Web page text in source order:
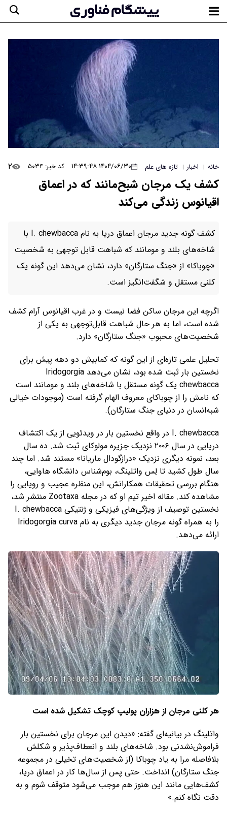
خانه | اخبار | تازه های علم ۱۴۰۴/۰۶/۳۰ ۱۴:۳۹:۴۸ کد خبر: ۵۰۳۴ ۲
کشف یک مرجان شبح‌مانند که در اعماق
اقیانوس زندگی می‌کند
کشف گونه جدید مرجان اعماق دریا به نام I. chewbacca با
شاخه‌های بلند و مومانند که شباهت قابل توجهی به شخصیت
«چوباکا» از «جنگ ستارگان» دارد، نشان می‌دهد این گونه یک
کلنی مستقل و شگفت‌انگیز است.
اگرچه این مرجان ساکن فضا نیست و در غرب اقیانوس آرام کشف
شده است، اما به هر حال شباهت قابل‌توجهی به یکی از
شخصیت‌های محبوب «جنگ ستارگان» دارد.
تحلیل علمی تازه‌ای از این گونه که کمابیش دو دهه پیش برای
نخستین بار ثبت شده بود، نشان می‌دهد Iridogorgia
chewbacca یک گونه مستقل با شاخه‌های بلند و مومانند است
که نامش را از چوباکای معروف الهام گرفته است (موجودات خیالی
شبه‌انسان در دنیای جنگ ستارگان).
I. chewbacca در واقع نخستین بار در ویدئویی از یک اکتشاف
دریایی در سال ۲۰۰۶ نزدیک جزیره مولوکای ثبت شد. ده سال
بعد، نمونه دیگری نزدیک «درازگودال ماریانا» مستند شد. اما چند
سال طول کشید تا لِس واتلینگ، بوم‌شناس دانشگاه هاوایی،
هنگام بررسی تحقیقات همکارانش، این منظره عجیب و رویایی را
مشاهده کند. مقاله اخیر تیم او که در مجله Zootaxa منتشر شد،
نخستین توصیف از ویژگی‌های فیزیکی و ژنتیکی I. chewbacca
را به همراه گونه مرجان جدید دیگری به نام Iridogorgia curva
ارائه می‌دهد.
هر کلنی مرجان از هزاران پولیپ کوچک تشکیل شده است
واتلینگ در بیانیه‌ای گفته: «دیدن این مرجان برای نخستین بار
فراموش‌نشدنی بود. شاخه‌های بلند و انعطاف‌پذیر و شکلش
بلافاصله مرا به یاد چوباکا (از شخصیت‌های تخیلی در مجموعه
جنگ ستارگان) انداخت. حتی پس از سال‌ها کار در اعماق دریا،
کشف‌هایی مانند این هنوز هم موجب می‌شود متوقف شوم و به
دقت نگاه کنم.»